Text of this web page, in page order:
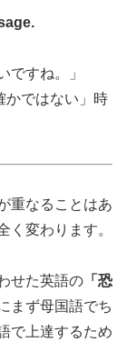
ですね。」
かではない」時
重なることはあ
く変わります。
せた英語の 「恐
まず母国語でち
で上達するため